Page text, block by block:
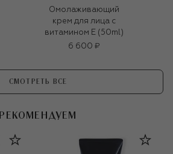
Омолаживающий
крем для лица с
витамином Е (50ml)
6 600 ₽
СМОТРЕТЬ ВСЕ
РЕКОМЕНДУЕМ